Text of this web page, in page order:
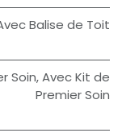
Balise de Toit
Soin,Avec Kit de
Premier Soin